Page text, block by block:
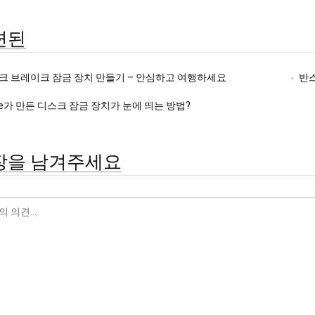
된
브레이크 잠금 장치 만들기 – 안심하고 여행하세요 반
가 만든 디스크 잠금 장치가 눈에 띄는 방법?
을 남겨주세요